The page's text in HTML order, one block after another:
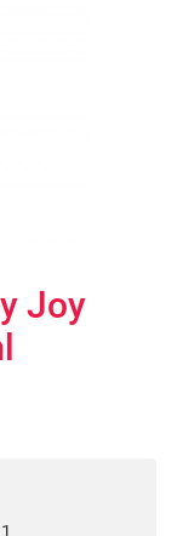
Joy